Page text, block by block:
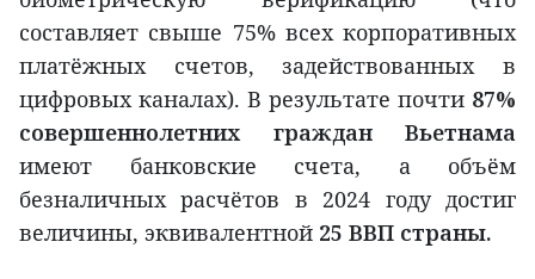
составляет свыше 75% всех корпоративных
платёжных счетов, задействованных в
цифровых каналах). В результате почти 87%
совершеннолетних граждан Вьетнама
имеют банковские счета, а объём
безналичных расчётов в 2024 году достиг
величины, эквивалентной 25 ВВП страны.